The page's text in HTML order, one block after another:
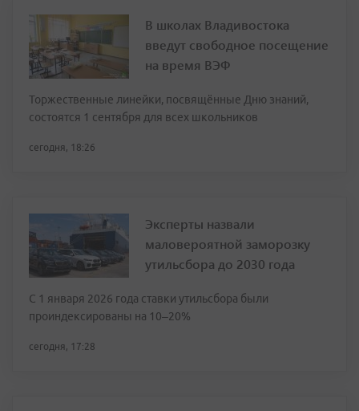
В школах Владивостока
введут свободное посещение
на время ВЭФ
Торжественные линейки, посвящённые Дню знаний,
состоятся 1 сентября для всех школьников
сегодня, 18:26
Эксперты назвали
маловероятной заморозку
утильсбора до 2030 года
С 1 января 2026 года ставки утильсбора были
проиндексированы на 10–20%
сегодня, 17:28